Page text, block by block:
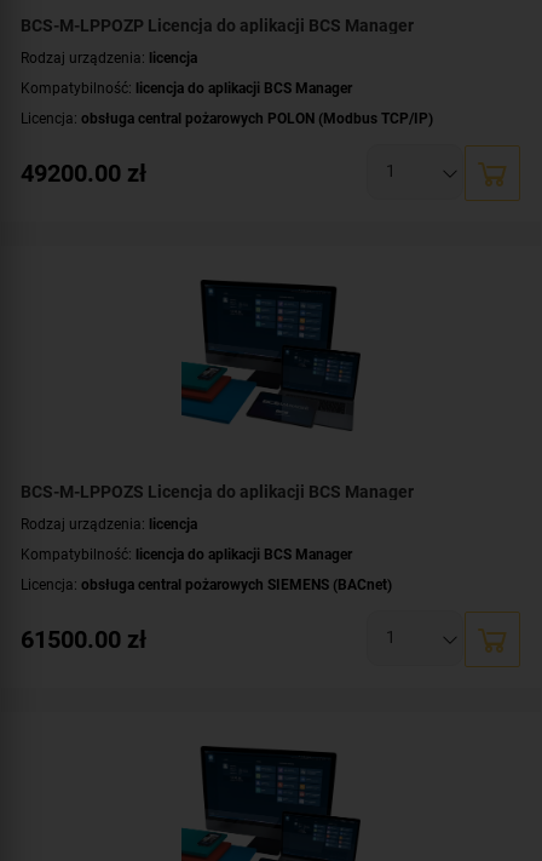
BCS-M-LPPOZP Licencja do aplikacji BCS Manager
Rodzaj urządzenia: licencja
Kompatybilność: licencja do aplikacji BCS Manager
Licencja: obsługa central pożarowych POLON (Modbus TCP/IP)
49200.00 zł
BCS-M-LPPOZS Licencja do aplikacji BCS Manager
Rodzaj urządzenia: licencja
Kompatybilność: licencja do aplikacji BCS Manager
Licencja: obsługa central pożarowych SIEMENS (BACnet)
61500.00 zł